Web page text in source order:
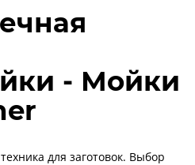
- Мойки
для заготовок. Выбор